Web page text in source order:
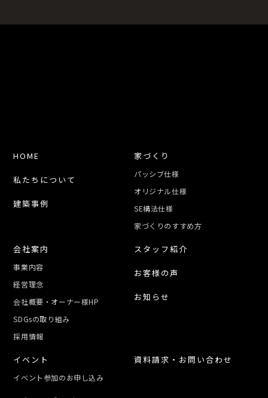
HOME
私たちについて
建築事例
家づくり
パッシブ仕様
オリジナル仕様
SE構法仕様
家づくりのすすめ方
会社案内
事業内容
経営理念
会社概要・オーナー様HP
SDGsの取り組み
採用情報
スタッフ紹介
お客様の声
お知らせ
イベント
イベント参加のお申し込み
資料請求・お問い合わせ